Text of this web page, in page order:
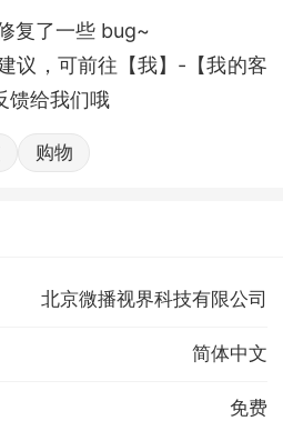
复了一些 bug~
议，可前往【我】-【我的客
馈给我们哦
购物
北京微播视界科技有限公司
简体中文
免费